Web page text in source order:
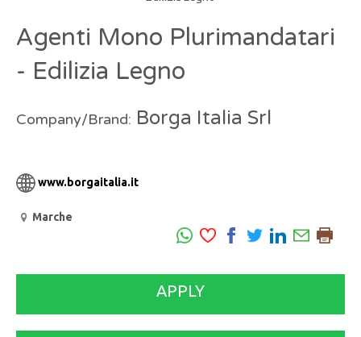
Agenti Mono Plurimandatari
- Edilizia Legno
Company/Brand: Borga Italia Srl
www.borgaitalia.it
Marche
APPLY